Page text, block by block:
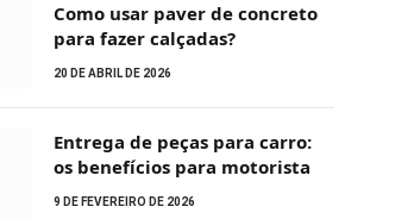
Como usar paver de concreto
para fazer calçadas?
20 DE ABRIL DE 2026
Entrega de peças para carro:
os benefícios para motorista
9 DE FEVEREIRO DE 2026